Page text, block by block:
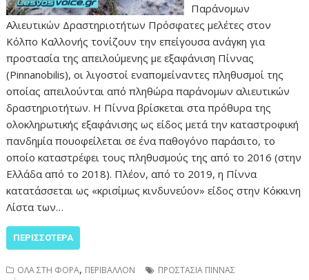
Παράνομων
Αλιευτικών Δραστηριοτήτων Πρόσφατες μελέτες στον
Κόλπο Καλλονής τονίζουν την επείγουσα ανάγκη για
προστασία της απειλούμενης με εξαφάνιση Πίννας
(Pinnanobilis), οι λιγοστοί εναπομείναντες πληθυσμοί της
οποίας απειλούνται από πληθώρα παράνομων αλιευτικών
δραστηριοτήτων. Η Πίννα βρίσκεται στα πρόθυρα της
ολοκληρωτικής εξαφάνισης ως είδος μετά την καταστροφική
πανδημία πουοφείλεται σε ένα παθογόνο παράσιτο, το
οποίο καταστρέφει τους πληθυσμούς της από το 2016 (στην
Ελλάδα από το 2018). Πλέον, από το 2019, η Πίννα
κατατάσσεται ως «κρισίμως κινδυνεύον» είδος στην Κόκκινη
Λίστα των…
ΠΕΡΙΣΣΌΤΕΡΑ
ΟΛΑ ΣΤΗ ΦΟΡΑ, ΠΕΡΙΒΑΛΛΟΝ
ΠΡΟΣΤΑΣΙΑ ΠΙΝΝΑΣ